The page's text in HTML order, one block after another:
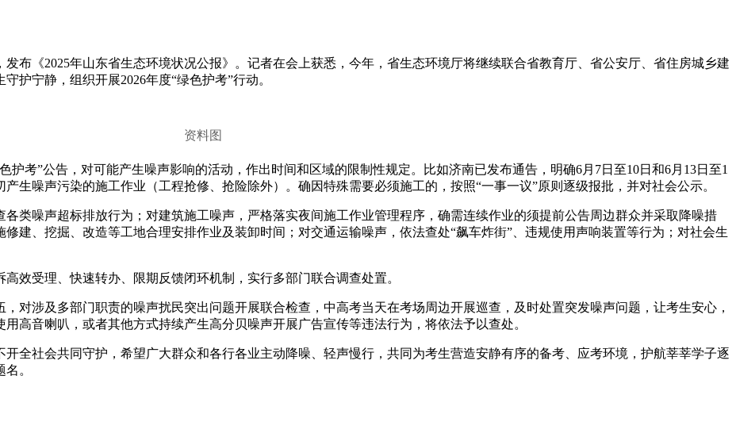
《2025年山东省生态环境状况公报》。记者在会上获悉，今年，省生态环境厅将继续联合省教育厅、省公安厅、省住房城乡建
护宁静，组织开展2026年度“绿色护考”行动。
资料图
护考”公告，对可能产生噪声影响的活动，作出时间和区域的限制性规定。比如济南已发布通告，明确6月7日至10日和6月13日至1
生噪声污染的施工作业（工程抢修、抢险除外）。确因特殊需要必须施工的，按照“一事一议”原则逐级报批，并对社会公示。
各类噪声超标排放行为；对建筑施工噪声，严格落实夜间施工作业管理程序，确需连续作业的须提前公告周边群众并采取降噪措
建、挖掘、改造等工地合理安排作业及装卸时间；对交通运输噪声，依法查处“飙车炸街”、违规使用声响装置等行为；对社会生
高效受理、快速转办、限期反馈闭环机制，实行多部门联合调查处置。
，对涉及多部门职责的噪声扰民突出问题开展联合检查，中高考当天在考场周边开展巡查，及时处置突发噪声问题，让考生安心，
高音喇叭，或者其他方式持续产生高分贝噪声开展广告宣传等违法行为，将依法予以查处。
社会共同守护，希望广大群众和各行各业主动降噪、轻声慢行，共同为考生营造安静有序的备考、应考环境，护航莘莘学子逐
。